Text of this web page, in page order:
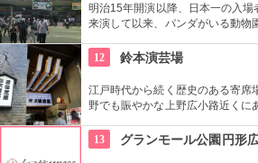
明治15年開演以降、日本一の入場
来演して以来、パンダがいる動物
12
鈴本演芸場
江戸時代から続く歴史のある寄席
野でも賑やかな上野広小路近くに
ず入ってみてはいかがでしょう。
13 グランモール公園円形